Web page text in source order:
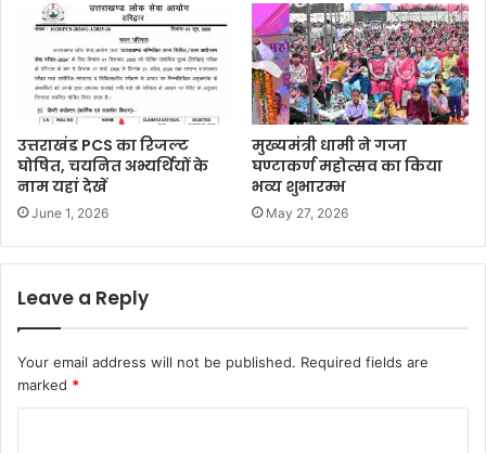
उत्तराखंड PCS का रिजल्ट
घोषित, चयनित अभ्यर्थियों के
नाम यहां देखें
June 1, 2026
मुख्यमंत्री धामी ने गजा
घण्टाकर्ण महोत्सव का किया
भव्य शुभारम्भ
May 27, 2026
Leave a Reply
Your email address will not be published. Required fields are
marked *